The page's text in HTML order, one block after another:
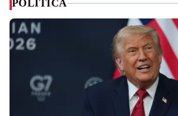
POLITICA